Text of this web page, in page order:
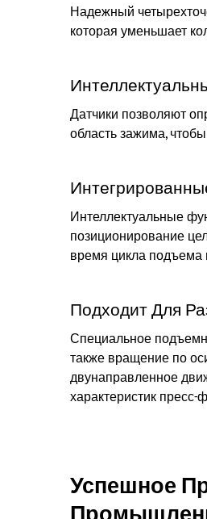
Надежный
которая уменьшает
Датчики позволяют
область зажима,
Интеллектуальные
позиционирование
время цикла подъема
Подходит Для
Специальное
также вращение по
двунаправленное
характеристик пресс-
Успешное